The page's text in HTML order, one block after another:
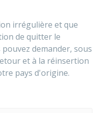
irrégulière et que
de quitter le
demander, sous
et à la réinsertion
pays d'origine.